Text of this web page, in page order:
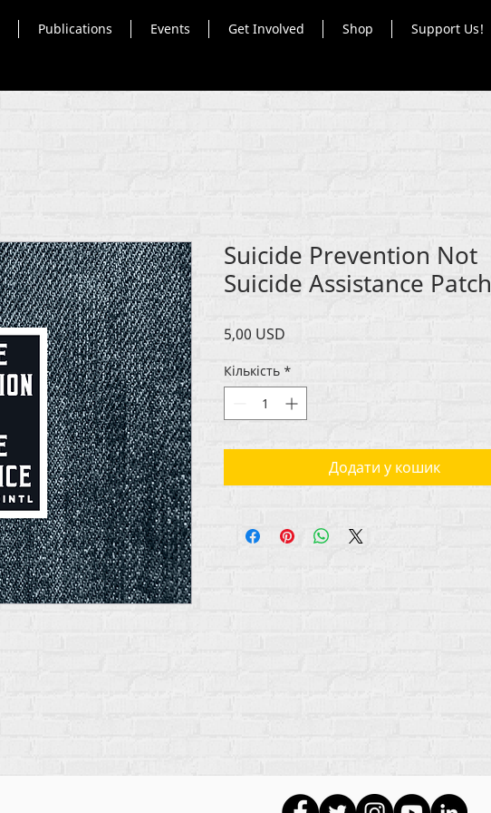
Publications Events Get Involved Shop Support Us!
Suicide Prevention Not
Suicide Assistance Patch
5,00 USD
Кількість *
Додати у кошик